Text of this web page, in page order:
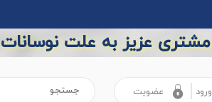
مشتری عزیز به علت
ورود عضویت